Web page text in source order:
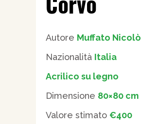
Autore Muffato Nicolò
Nazionalità Italia
Acrilico su legno
Dimensione 80×80 cm
Valore stimato €400